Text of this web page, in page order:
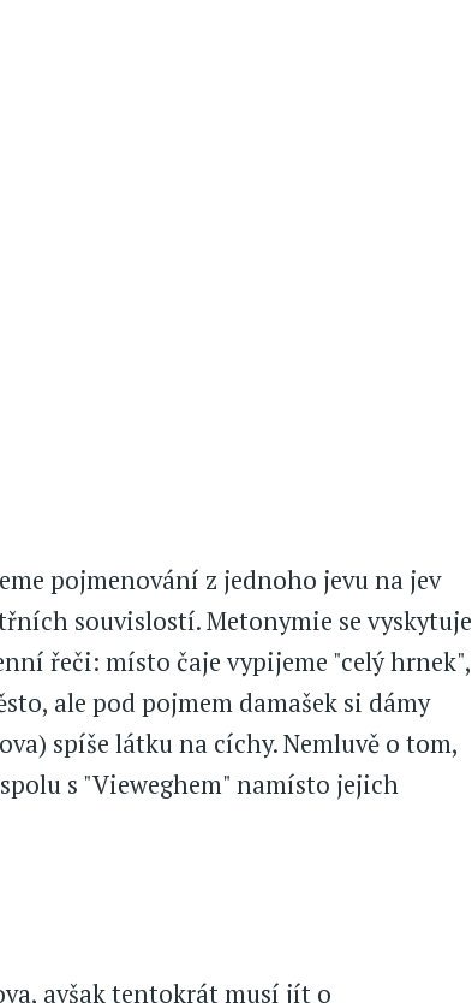
pojmenování z jednoho jevu na jev
souvislostí. Metonymie se vyskytuje
řeči: místo čaje vypijeme "celý hrnek",
ale pod pojmem damašek si dámy
spíše látku na cíchy. Nemluvě o tom,
s "Vieweghem" namísto jejich
avšak tentokrát musí jít o